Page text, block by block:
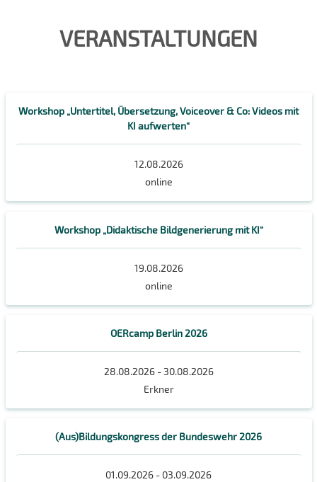
VERANSTALTUNGEN
Workshop „Untertitel, Übersetzung, Voiceover & Co: Videos mit
KI aufwerten“
12.08.2026
online
Workshop „Didaktische Bildgenerierung mit KI“
19.08.2026
online
OERcamp Berlin 2026
28.08.2026 - 30.08.2026
Erkner
(Aus)Bildungskongress der Bundeswehr 2026
01.09.2026 - 03.09.2026